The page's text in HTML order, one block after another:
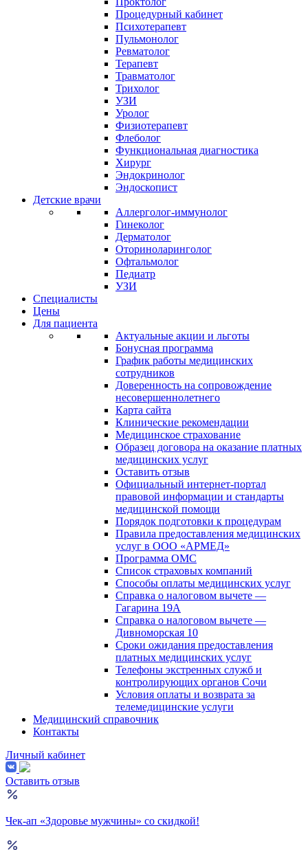
Процедурный кабинет
Психотерапевт
Пульмонолог
Ревматолог
Терапевт
Травматолог
Трихолог
УЗИ
Уролог
Физиотерапевт
Флеболог
Функциональная диагностика
Хирург
Эндокринолог
Эндоскопист
Детские врачи
Аллерголог-иммунолог
Гинеколог
Дерматолог
Оториноларинголог
Офтальмолог
Педиатр
УЗИ
Специалисты
Цены
Для пациента
Актуальные акции и льготы
Бонусная программа
График работы медицинских
сотрудников
Доверенность на сопровождение
несовершеннолетнего
Карта сайта
Клинические рекомендации
Медицинское страхование
Образец договора на оказание платных
медицинских услуг
Оставить отзыв
Официальный интернет-портал
правовой информации и стандарты
медицинской помощи
Порядок подготовки к процедурам
Правила предоставления медицинских
услуг в ООО «АРМЕД»
Программа ОМС
Список страховых компаний
Способы оплаты медицинских услуг
Справка о налоговом вычете —
Гагарина 19А
Справка о налоговом вычете —
Дивноморская 10
Сроки ожидания предоставления
платных медицинских услуг
Телефоны экстренных служб и
контролирующих органов Сочи
Условия оплаты и возврата за
телемедицинские услуги
Медицинский справочник
Контакты
Личный кабинет
Оставить отзыв
Чек-ап «Здоровье мужчины» со скидкой!